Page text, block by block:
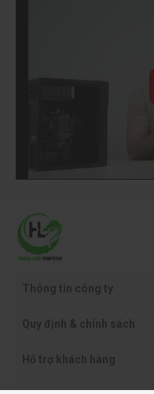
là lựa chọn nâng
cao, mang đến tốc độ xử
Với chuẩn DDR5 thế hệ
tăng tốc độ truyền tải dữ
tối ưu hiệu suất khi chạy
cho hệ thống. Apacer
thủ lẫn người dùng
Thông tin công ty
Quy định & chính sách
Hỗ trợ khách hàng